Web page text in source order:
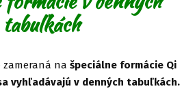
tabuľkách
zameraná na špeciálne formácie Qi
vyhľadávajú v denných tabuľkách.